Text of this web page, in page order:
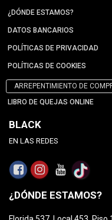
¿DÓNDE ESTAMOS?
DATOS BANCARIOS
POLÍTICAS DE PRIVACIDAD
POLÍTICAS DE COOKIES
ARREPENTIMIENTO DE
LIBRO DE QUEJAS ONLINE
BLACK
EN LAS REDES
¿DÓNDE ESTAMOS?